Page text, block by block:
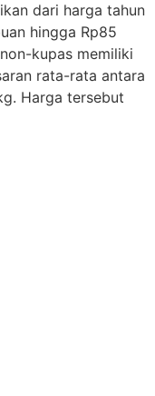
dari harga tahun
hingga Rp85
kupas memiliki
rata-rata antara
Harga tersebut